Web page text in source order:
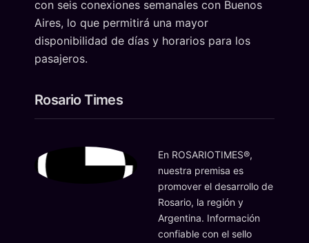
con seis conexiones semanales con Buenos
Aires, lo que permitirá una mayor
disponibilidad de días y horarios para los
pasajeros.
Rosario Times
En ROSARIOTIMES®,
nuestra premisa es
promover el desarrollo de
Rosario, la región y
Argentina. Información
confiable con el sello